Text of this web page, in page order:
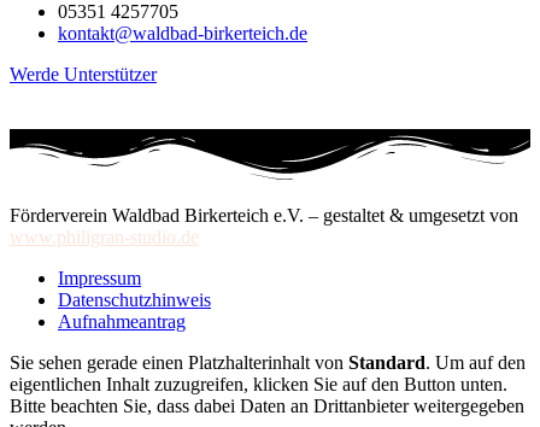
05351 4257705
kontakt@waldbad-birkerteich.de
Werde Unterstützer
Förderverein Waldbad Birkerteich e.V. – gestaltet & umgesetzt von
www.philigran-studio.de
Impressum
Datenschutzhinweis
Aufnahmeantrag
Sie sehen gerade einen Platzhalterinhalt von Standard. Um auf den
eigentlichen Inhalt zuzugreifen, klicken Sie auf den Button unten.
Bitte beachten Sie, dass dabei Daten an Drittanbieter weitergegeben